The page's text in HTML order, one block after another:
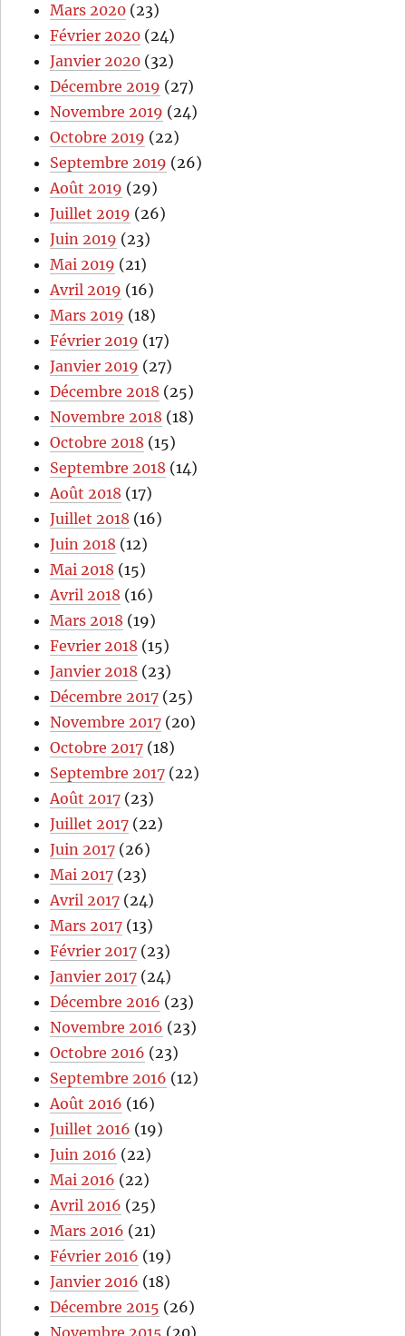
Mars 2020 (23)
Février 2020 (24)
Janvier 2020 (32)
Décembre 2019 (27)
Novembre 2019 (24)
Octobre 2019 (22)
Septembre 2019 (26)
Août 2019 (29)
Juillet 2019 (26)
Juin 2019 (23)
Mai 2019 (21)
Avril 2019 (16)
Mars 2019 (18)
Février 2019 (17)
Janvier 2019 (27)
Décembre 2018 (25)
Novembre 2018 (18)
Octobre 2018 (15)
Septembre 2018 (14)
Août 2018 (17)
Juillet 2018 (16)
Juin 2018 (12)
Mai 2018 (15)
Avril 2018 (16)
Mars 2018 (19)
Fevrier 2018 (15)
Janvier 2018 (23)
Décembre 2017 (25)
Novembre 2017 (20)
Octobre 2017 (18)
Septembre 2017 (22)
Août 2017 (23)
Juillet 2017 (22)
Juin 2017 (26)
Mai 2017 (23)
Avril 2017 (24)
Mars 2017 (13)
Février 2017 (23)
Janvier 2017 (24)
Décembre 2016 (23)
Novembre 2016 (23)
Octobre 2016 (23)
Septembre 2016 (12)
Août 2016 (16)
Juillet 2016 (19)
Juin 2016 (22)
Mai 2016 (22)
Avril 2016 (25)
Mars 2016 (21)
Février 2016 (19)
Janvier 2016 (18)
Décembre 2015 (26)